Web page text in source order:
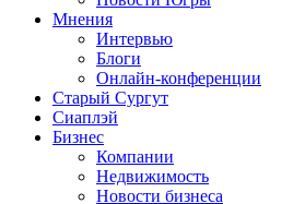
Мнения
Интервью
Блоги
Онлайн-конференции
Старый Сургут
Сиаплэй
Бизнес
Компании
Недвижимость
Новости бизнеса